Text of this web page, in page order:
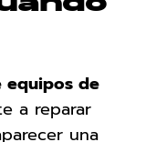
equipos de
a reparar
una